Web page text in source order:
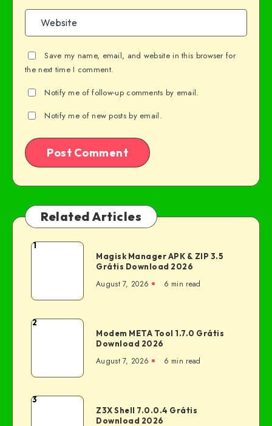
Save my name, email, and website in this browser for
the next time I comment.
Notify me of follow-up comments by email.
Notify me of new posts by email.
Related Articles
1
Magisk Manager APK & ZIP 3.5
Grátis Download 2026
August 7, 2026 6 min read
2
Modem META Tool 1.7.0 Grátis
Download 2026
August 7, 2026 6 min read
3
Z3X Shell 7.0.0.4 Grátis
Download 2026